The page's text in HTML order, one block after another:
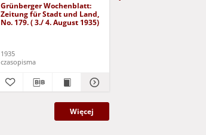
Grünberger Wochenblatt:
Zeitung für Stadt und Land,
No. 179. ( 3./ 4. August 1935)
1935
czasopisma
Więcej